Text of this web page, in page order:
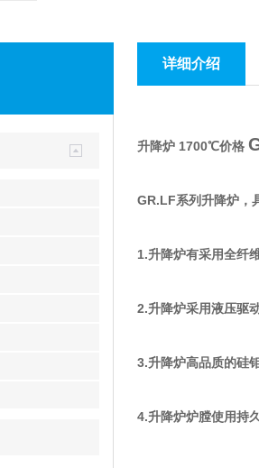
详细介绍
升降炉 1700℃价格
GR.LF系列升降炉，
1.升降炉有采用全纤
2.升降炉采用液压驱
3.升降炉高品质的硅
4.升降炉炉膛使用持